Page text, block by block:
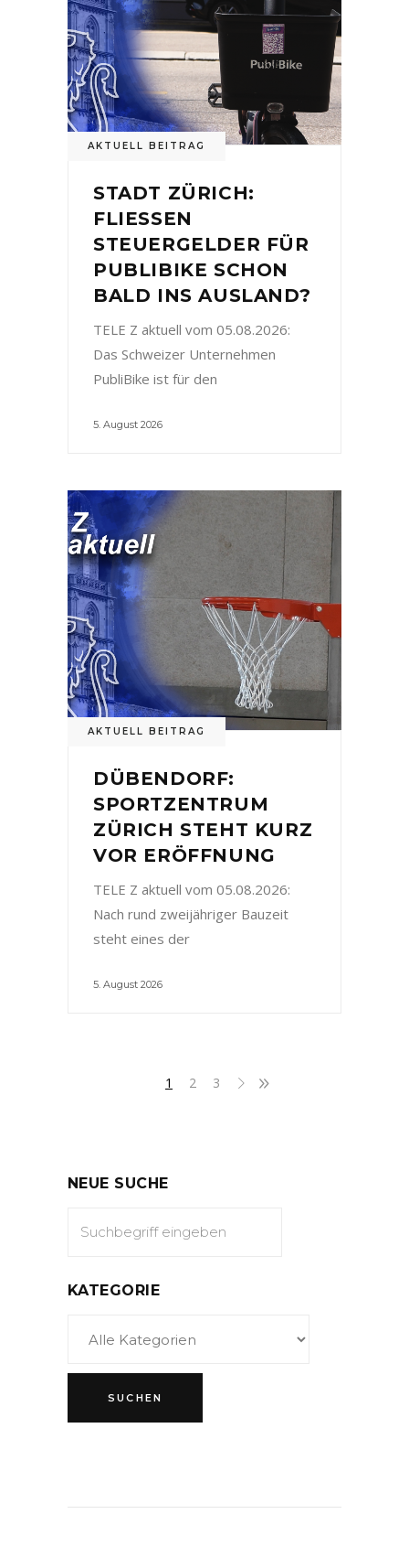
AKTUELL BEITRAG
STADT ZÜRICH:
FLIESSEN
STEUERGELDER FÜR
PUBLIBIKE SCHON
BALD INS AUSLAND?
TELE Z aktuell vom 05.08.2026:
Das Schweizer Unternehmen
PubliBike ist für den
5. August 2026
AKTUELL BEITRAG
DÜBENDORF:
SPORTZENTRUM
ZÜRICH STEHT KURZ
VOR ERÖFFNUNG
TELE Z aktuell vom 05.08.2026:
Nach rund zweijähriger Bauzeit
steht eines der
5. August 2026
1 2 3
NEUE SUCHE
KATEGORIE